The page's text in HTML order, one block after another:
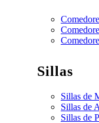
Sillas
Sillas de
Sillas de
Sillas de